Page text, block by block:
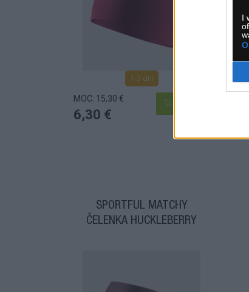
I
1-3 dní
MOC: 15,30 €
6,30 €
SPORTFUL MATCHY
ČELENKA HUCKLEBERRY